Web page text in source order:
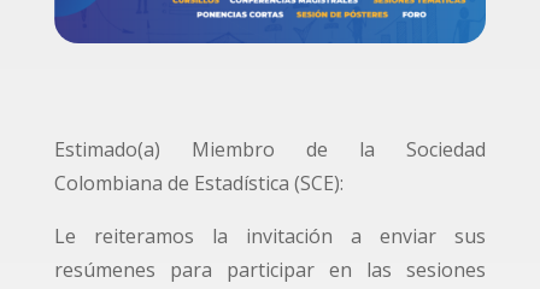
Estimado(a) Miembro de la Sociedad
Colombiana de Estadística (SCE):
Le reiteramos la invitación a enviar sus
resúmenes para participar en las sesiones